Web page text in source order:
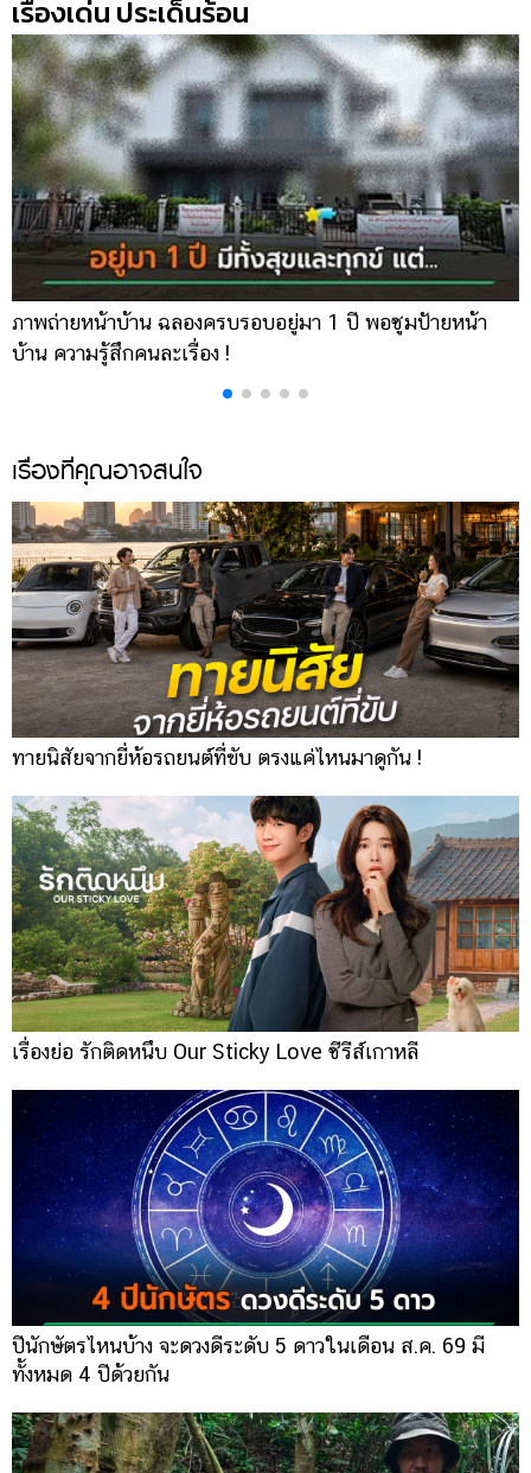
ออนไลน์
ติดต่อ
โฆษณา
แจ้ง
ปัญหา
ร่วม
งาน
กับ
เรา
เรื่องเด่น ประเด็นร้อน
ภาพถ่ายหน้าบ้าน ฉลองครบรอบอยู่มา 1 ปี พอซูมป้ายหน้า
บ้าน ความรู้สึกคนละเรื่อง !
เรื่องที่คุณอาจสนใจ
ทายนิสัยจากยี่ห้อรถยนต์ที่ขับ ตรงแค่ไหนมาดูกัน !
เรื่องย่อ รักติดหนึบ Our Sticky Love ซีรีส์เกาหลี
ปีนักษัตรไหนบ้าง จะดวงดีระดับ 5 ดาวในเดือน ส.ค. 69 มี
ทั้งหมด 4 ปีด้วยกัน